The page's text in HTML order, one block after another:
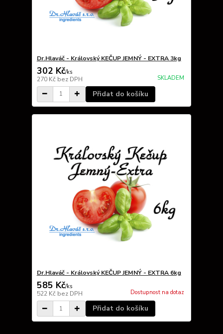
Dr.Hlaváč - Královský KEČUP JEMNÝ - EXTRA 3kg
302 Kč/ks
270 Kč bez DPH SKLADEM
Přidat do košíku
Dr.Hlaváč - Královský KEČUP JEMNÝ - EXTRA 6kg
585 Kč/ks
522 Kč bez DPH Dostupnost na dotaz
Přidat do košíku